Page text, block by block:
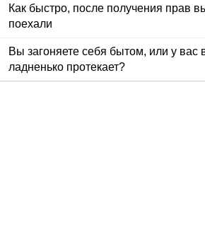
Как быстро, после получения прав
поехали
Вы загоняете себя бытом, или у вас
ладненько протекает?